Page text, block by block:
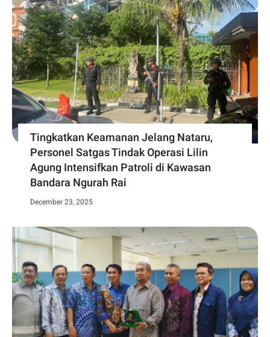
Tingkatkan Keamanan Jelang Nataru,
Personel Satgas Tindak Operasi Lilin
Agung Intensifkan Patroli di Kawasan
Bandara Ngurah Rai
December 23, 2025